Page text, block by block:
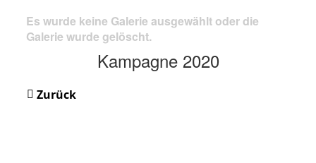
Es wurde keine Galerie ausgewählt oder die
Galerie wurde gelöscht.
Kampagne 2020
Zurück